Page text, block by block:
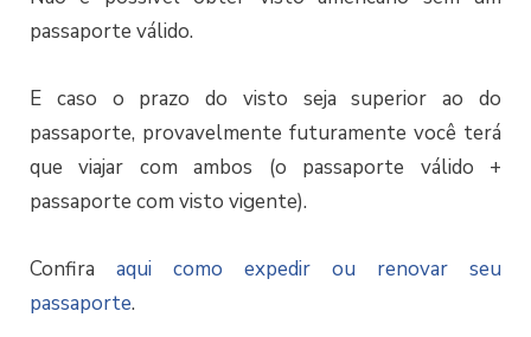
passaporte válido.
E caso o prazo do visto seja superior ao do
passaporte, provavelmente futuramente você terá
que viajar com ambos (o passaporte válido +
passaporte com visto vigente).
Confira aqui como expedir ou renovar seu
passaporte.